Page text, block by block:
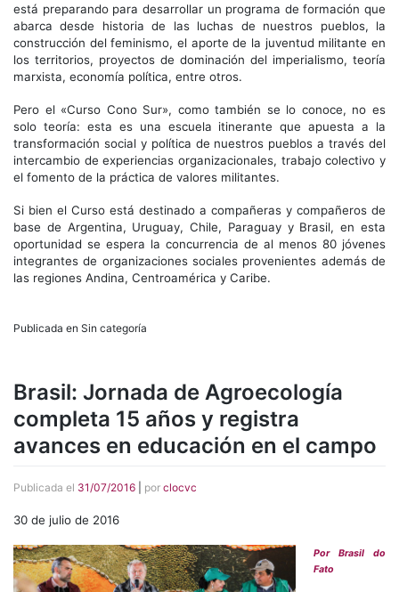
está preparando para desarrollar un programa de formación que
abarca desde historia de las luchas de nuestros pueblos, la
construcción del feminismo, el aporte de la juventud militante en
los territorios, proyectos de dominación del imperialismo, teoría
marxista, economía política, entre otros.
Pero el «Curso Cono Sur», como también se lo conoce, no es
solo teoría: esta es una escuela itinerante que apuesta a la
transformación social y política de nuestros pueblos a través del
intercambio de experiencias organizacionales, trabajo colectivo y
el fomento de la práctica de valores militantes.
Si bien el Curso está destinado a compañeras y compañeros de
base de Argentina, Uruguay, Chile, Paraguay y Brasil, en esta
oportunidad se espera la concurrencia de al menos 80 jóvenes
integrantes de organizaciones sociales provenientes además de
las regiones Andina, Centroamérica y Caribe.
Publicada en Sin categoría
Brasil: Jornada de Agroecología
completa 15 años y registra
avances en educación en el campo
Publicada el 31/07/2016 por clocvc
30 de julio de 2016
Por Brasil do
Fato